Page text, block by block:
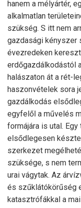
hanem a mélyártér,
alkalmatlan
szükség. S itt nem
gazdasági kényszer
évezredeken
erdőgazdálkodástól
halászaton át a rét-
haszonvételek sora
gazdálkodás
egyfelől a művelés
formájára is utal.
elsődlegesen
szerkezet
szüksége, s nem
urai vágytak. Az
és szűklátókörűség
katasztrófákkal a